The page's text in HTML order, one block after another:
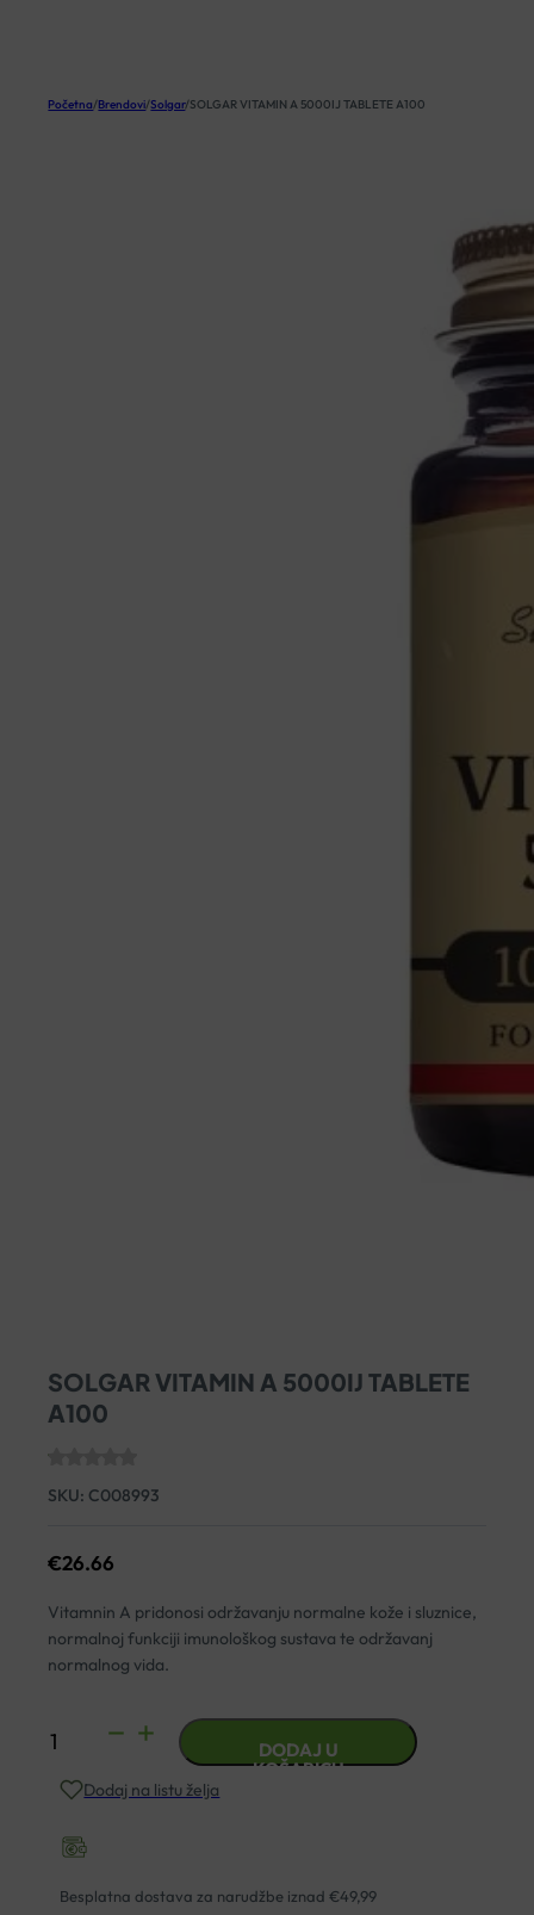
Početna/Brendovi/Solgar/SOLGAR VITAMIN A 5000IJ TABLETE A100
SOLGAR VITAMIN A 5000IJ TABLETE
A100
SKU: C008993
€26.66
Vitamnin A pridonosi održavanju normalne kože i sluznice,
normalnoj funkciji imunološkog sustava te održavanj
normalnog vida.
SOLGAR
TABLETE
A100
DODAJ U
KOŠARICU
Dodaj na listu želja
Besplatna dostava za narudžbe iznad €49,99